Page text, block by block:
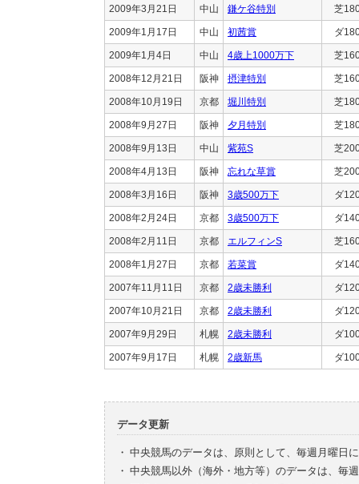
2009年3月21日 中山 鎌ケ谷特別 芝
2009年1月17日 中山 初茜賞 ダ
2009年1月4日 中山 4歳上1000万下 芝
2008年12月21日 阪神 摂津特別 芝
2008年10月19日 京都 堀川特別 芝
2008年9月27日 阪神 夕月特別 芝
2008年9月13日 中山 紫苑S 芝
2008年4月13日 阪神 忘れな草賞 芝
2008年3月16日 阪神 3歳500万下 ダ
2008年2月24日 京都 3歳500万下 ダ
2008年2月11日 京都 エルフィンS 芝
2008年1月27日 京都 若菜賞 ダ
2007年11月11日 京都 2歳未勝利 ダ
2007年10月21日 京都 2歳未勝利 ダ
2007年9月29日 札幌 2歳未勝利 ダ
2007年9月17日 札幌 2歳新馬 ダ
データ更新
・ 中央競馬のデータは、原則として、毎週月曜日
・ 中央競馬以外（海外・地方等）のデータは、毎